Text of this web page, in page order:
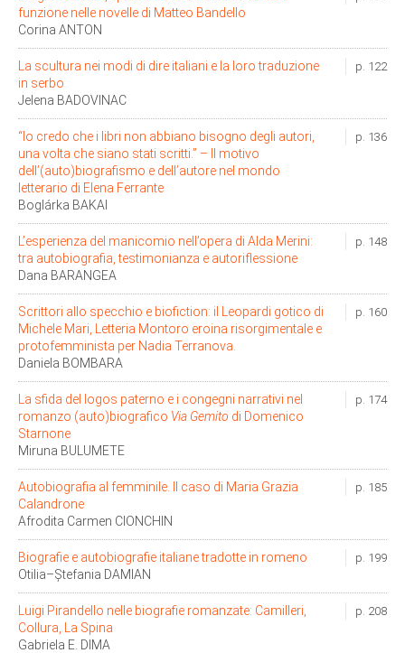
funzione nelle novelle di Matteo Bandello
Corina ANTON
p. 122
La scultura nei modi di dire italiani e la loro traduzione
in serbo
Jelena BADOVINAC
p. 136
“Io credo che i libri non abbiano bisogno degli autori,
una volta che siano stati scritti.” – Il motivo
dell’(auto)biografismo e dell’autore nel mondo
letterario di Elena Ferrante
Boglárka BAKAI
p. 148
L’esperienza del manicomio nell’opera di Alda Merini:
tra autobiografia, testimonianza e autoriflessione
Dana BARANGEA
p. 160
Scrittori allo specchio e biofiction: il Leopardi gotico di
Michele Mari, Letteria Montoro eroina risorgimentale e
protofemminista per Nadia Terranova.
Daniela BOMBARA
p. 174
La sfida del logos paterno e i congegni narrativi nel
romanzo (auto)biografico Via Gemito di Domenico
Starnone
Miruna BULUMETE
p. 185
Autobiografia al femminile. Il caso di Maria Grazia
Calandrone
Afrodita Carmen CIONCHIN
p. 199
Biografie e autobiografie italiane tradotte in romeno
Otilia–Ştefania DAMIAN
p. 208
Luigi Pirandello nelle biografie romanzate: Camilleri,
Collura, La Spina
Gabriela E. DIMA